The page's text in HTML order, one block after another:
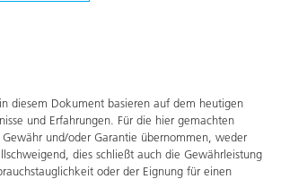
diesem Dokument basieren auf dem heutigen
und Erfahrungen. Für die hier gemachten
und/oder Garantie übernommen, weder
dies schließt auch die Gewährleistung
oder der Eignung für einen